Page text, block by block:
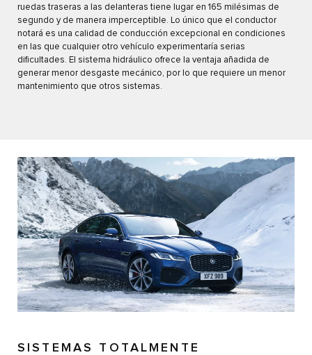
ruedas traseras a las delanteras tiene lugar en 165 milésimas de
segundo y de manera imperceptible. Lo único que el conductor
notará es una calidad de conducción excepcional en condiciones
en las que cualquier otro vehículo experimentaría serias
dificultades. El sistema hidráulico ofrece la ventaja añadida de
generar menor desgaste mecánico, por lo que requiere un menor
mantenimiento que otros sistemas.
SISTEMAS TOTALMENTE